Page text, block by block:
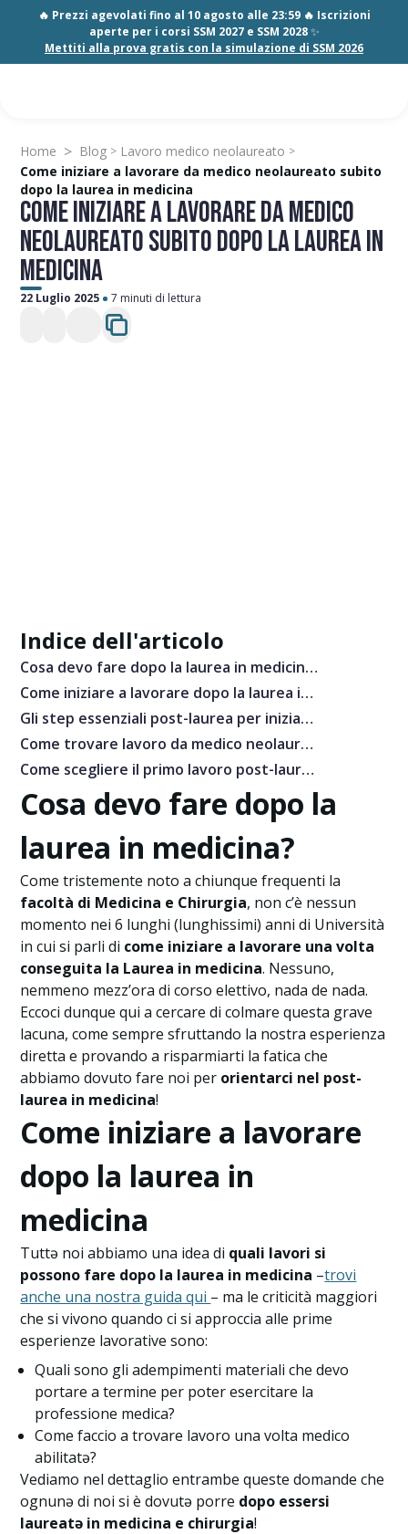
🔥 Prezzi agevolati fino al 10 agosto alle 23:59 🔥 Iscrizioni
aperte per i corsi SSM 2027 e SSM 2028✨
Mettiti alla prova gratis con la simulazione di SSM 2026
Home > Blog > Lavoro medico neolaureato >
Come iniziare a lavorare da medico neolaureato subito
dopo la laurea in medicina
COME INIZIARE A LAVORARE DA MEDICO
NEOLAUREATO SUBITO DOPO LA LAUREA IN
MEDICINA
22 Luglio 2025 7 minuti di lettura
Indice dell'articolo
Cosa devo fare dopo la laurea in medicina?
Come iniziare a lavorare dopo la laurea in medicina
Gli step essenziali post-laurea per iniziare la professione medica
Come trovare lavoro da medico neolaureato
Come scegliere il primo lavoro post-laurea in medicina
Cosa devo fare dopo la
laurea in medicina?
Come tristemente noto a chiunque frequenti la
facoltà di Medicina e Chirurgia, non c’è nessun
momento nei 6 lunghi (lunghissimi) anni di Università
in cui si parli di come iniziare a lavorare una volta
conseguita la Laurea in medicina. Nessuno,
nemmeno mezz’ora di corso elettivo, nada de nada.
Eccoci dunque qui a cercare di colmare questa grave
lacuna, come sempre sfruttando la nostra esperienza
diretta e provando a risparmiarti la fatica che
abbiamo dovuto fare noi per orientarci nel post-
laurea in medicina!
Come iniziare a lavorare
dopo la laurea in
medicina
Tuttə noi abbiamo una idea di quali lavori si
possono fare dopo la laurea in medicina –trovi
anche una nostra guida qui – ma le criticità maggiori
che si vivono quando ci si approccia alle prime
esperienze lavorative sono:
Quali sono gli adempimenti materiali che devo
portare a termine per poter esercitare la
professione medica?
Come faccio a trovare lavoro una volta medico
abilitatə?
Vediamo nel dettaglio entrambe queste domande che
ognunə di noi si è dovutə porre dopo essersi
laureatə in medicina e chirurgia!